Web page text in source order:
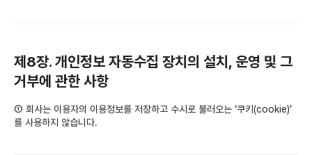
제8장. 개인정보 자동수집 장치의 설치, 운영 및 그
거부에 관한 사항
① 회사는 이용자의 이용정보를 저장하고 수시로 불러오는 ‘쿠키(cookie)’
를 사용하지 않습니다.